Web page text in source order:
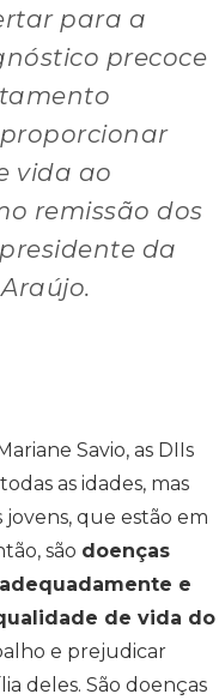
para a
precoce
vida ao
remissão dos
da
Savio, as DIIs
as idades, mas
que estão em
são doenças
e
de vida do
e prejudicar
deles. São doenças